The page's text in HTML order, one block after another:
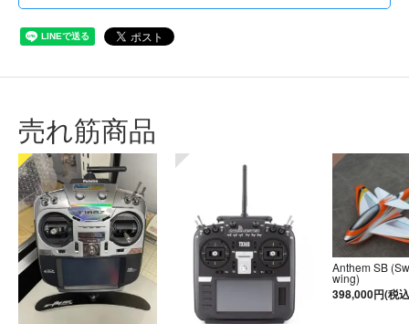
売れ筋商品
Anthem SB
wing)
398,000円(税